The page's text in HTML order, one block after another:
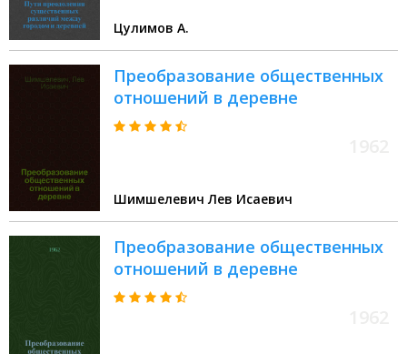
Цулимов А.
Преобразование общественных
отношений в деревне
Шимшелевич Лев Исаевич
Преобразование общественных
отношений в деревне